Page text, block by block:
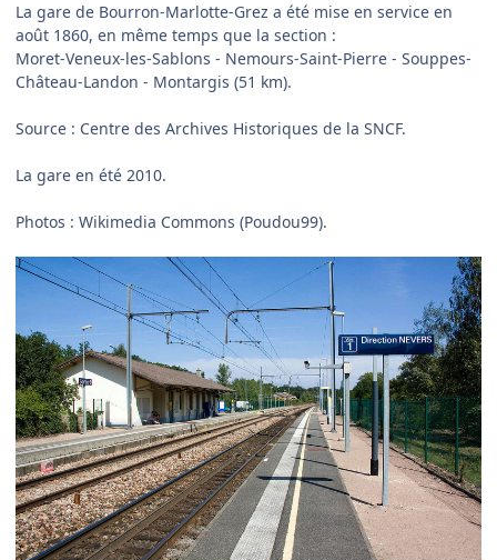
La gare de Bourron-Marlotte-Grez a été mise en service en
août 1860, en même temps que la section :
Moret-Veneux-les-Sablons - Nemours-Saint-Pierre - Souppes-
Château-Landon - Montargis (51 km).
Source : Centre des Archives Historiques de la SNCF.
La gare en été 2010.
Photos : Wikimedia Commons (Poudou99).